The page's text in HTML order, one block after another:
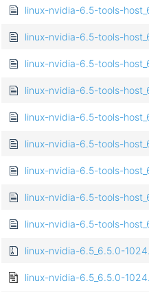
linux-nvidia-6.5-tools-
linux-nvidia-6.5-tools-
linux-nvidia-6.5-tools-
linux-nvidia-6.5-tools-
linux-nvidia-6.5-tools-
linux-nvidia-6.5-tools-
linux-nvidia-6.5-tools-
linux-nvidia-6.5-tools-
linux-nvidia-6.5-tools-
linux-nvidia-6.5_6.5.0-
linux-nvidia-6.5_6.5.0-